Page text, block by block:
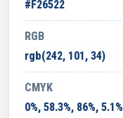
#F26522
RGB
rgb(242, 101, 34)
CMYK
0%, 58.3%, 86%, 5.1%